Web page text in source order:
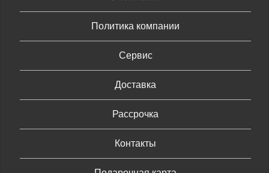
Политика компании
Сервис
Доставка
Рассрочка
Контакты